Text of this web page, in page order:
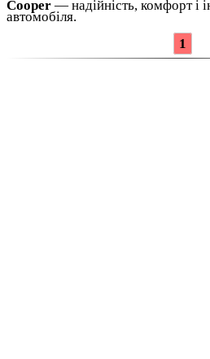
Cooper — надійність, комфорт і
автомобіля.
1